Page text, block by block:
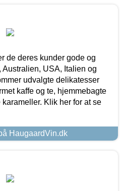
de deres kunder gode og
USA, Italien og
udvalgte delikatesser
kaffe og te, hjemmebagte
Klik her for at se
HaugaardVin.dk